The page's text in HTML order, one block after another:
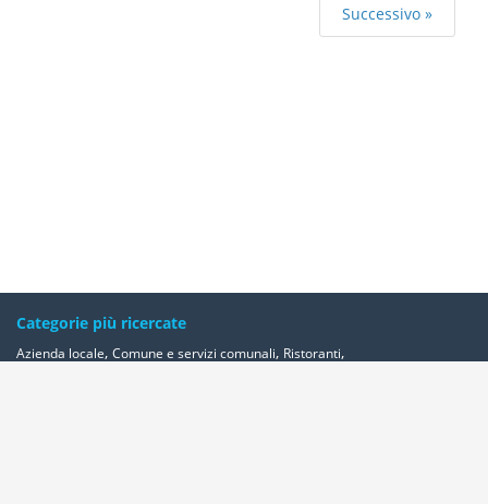
Successivo »
Categorie più ricercate
Azienda locale, Comune e servizi comunali, Ristoranti,